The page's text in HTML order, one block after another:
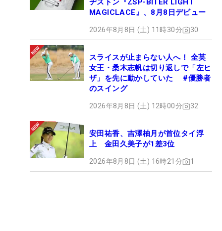
ヂストン『ZSP-BITER LIGHT
MAGICLACE』、8月8日デビュー
2026年8月8日 (土) 11時30分 30
スライスが止まらない人へ！ 全英
女王・桑木志帆は切り返しで「左ヒ
ザ」を先に動かしていた #優勝者
のスイング
2026年8月8日 (土) 12時00分 32
安田祐香、吉澤柚月が首位タイ浮
上 金田久美子が1差3位
2026年8月8日 (土) 16時21分 1